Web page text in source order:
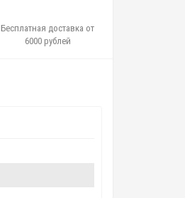
Бесплатная доставка от
6000 рублей